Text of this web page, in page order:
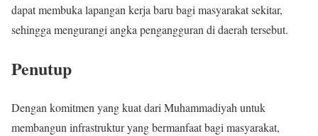
dapat membuka lapangan kerja baru bagi masyarakat sekitar,
sehingga mengurangi angka pengangguran di daerah tersebut.
Penutup
Dengan komitmen yang kuat dari Muhammadiyah untuk
membangun infrastruktur yang bermanfaat bagi masyarakat,